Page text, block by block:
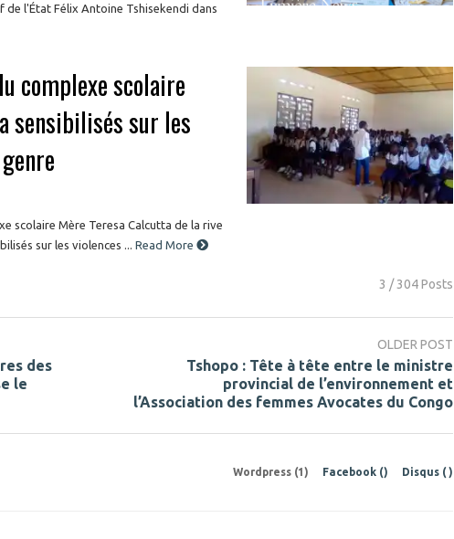
de l'État Félix Antoine Tshisekendi dans
complexe scolaire
sensibilisés sur les
scolaire Mère Teresa Calcutta de la rive
sur les violences ...
Read More
3 / 304 Posts
des
le
OLDER POST
Tshopo : Tête à tête entre le ministre
provincial de l’environnement et
l’Association des femmes Avocates du Congo
Wordpress (1) Facebook () Disqus ( )